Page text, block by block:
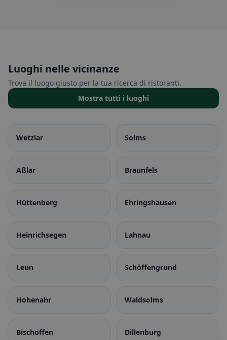
Luoghi nelle vicinanze
Trova il luogo giusto per la tua ricerca di ristoranti.
Mostra tutti i luoghi
Wetzlar Solms
Aßlar Braunfels
Hüttenberg Ehringshausen
Heinrichsegen Lahnau
Leun Schöffengrund
Hohenahr Waldsolms
Bischoffen Dillenburg